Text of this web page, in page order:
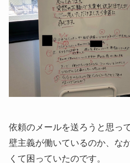
依頼のメールを送ろうと思っ
壁主義が働いているのか、な
くて困っていたのです。